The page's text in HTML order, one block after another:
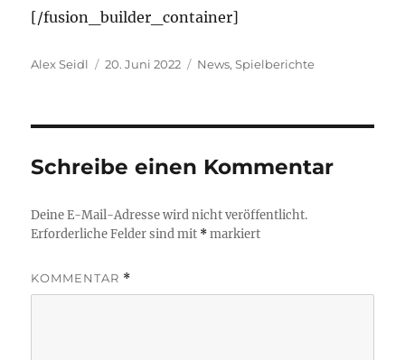
[/fusion_builder_container]
Autor
Alex Seidl
Veröffentlicht
20. Juni 2022 Kategorien
News,Spielberichte
Schreibe einen Kommentar
Deine E-Mail-Adresse wird nicht veröffentlicht.
Erforderliche Felder sind mit *markiert
KOMMENTAR *